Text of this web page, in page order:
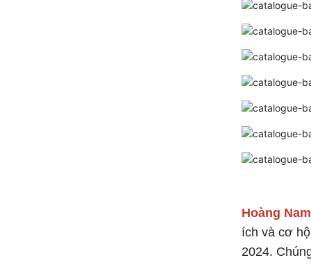
Hoàng Nam
ích và cơ
2024.